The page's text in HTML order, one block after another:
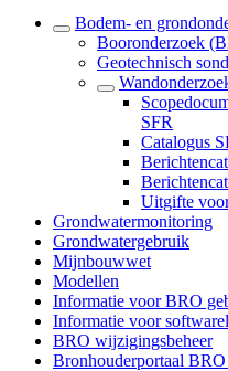
Bodem- en
Booronderzoek
Geotechnisch
SFR
Catalogus
Uitgifte
Grondwatermonitoring
Grondwatergebruik
Mijnbouwwet
Modellen
Informatie voor BRO
Informatie voor
BRO wijzigingsbeheer
Bronhouderportaal